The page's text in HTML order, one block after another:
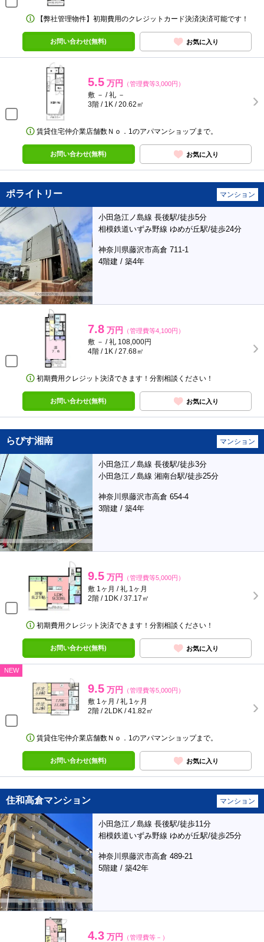
【弊社管理物件】初期費用のクレジットカード決済決済可能です！
お問い合わせ(無料) お気に入り
5.5 万円 （管理費等3,000円）
敷 － / 礼 －
3階 / 1K / 20.62㎡
賃貸住宅仲介業店舗数Ｎｏ．1のアパマンショップまで。
お問い合わせ(無料) お気に入り
ポライトリー マンション
小田急江ノ島線 長後駅/徒歩5分
相模鉄道いずみ野線 ゆめが丘駅/徒歩24分
神奈川県藤沢市高倉 711-1
4階建 / 築4年
7.8 万円 （管理費等4,100円）
敷 － / 礼 108,000円
4階 / 1K / 27.68㎡
初期費用クレジット決済できます！分割相談ください！
お問い合わせ(無料) お気に入り
らぴす湘南 マンション
小田急江ノ島線 長後駅/徒歩3分
小田急江ノ島線 湘南台駅/徒歩25分
神奈川県藤沢市高倉 654-4
3階建 / 築4年
9.5 万円 （管理費等5,000円）
敷 1ヶ月 / 礼 1ヶ月
2階 / 1DK / 37.17㎡
初期費用クレジット決済できます！分割相談ください！
お問い合わせ(無料) お気に入り
NEW
9.5 万円 （管理費等5,000円）
敷 1ヶ月 / 礼 1ヶ月
2階 / 2LDK / 41.82㎡
賃貸住宅仲介業店舗数Ｎｏ．1のアパマンショップまで。
お問い合わせ(無料) お気に入り
住和高倉マンション マンション
小田急江ノ島線 長後駅/徒歩11分
相模鉄道いずみ野線 ゆめが丘駅/徒歩25分
神奈川県藤沢市高倉 489-21
5階建 / 築42年
4.3 万円 （管理費等－）